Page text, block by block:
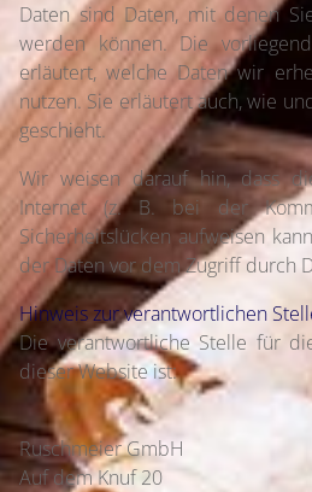
Daten sind Daten, mit denen
werden können. Die
erläutert, welche Daten wir
nutzen. Sie erläutert auch, wie
geschieht.
Wir weisen darauf hin, dass
Internet (z. B. bei der
Sicherheitslücken aufweisen
der Daten vor dem Zugriff durch
Hinweis zur verantwortlichen
Die verantwortliche Stelle für
dieser Website ist:
Ruschmeier GmbH
Auf dem Knuf 20